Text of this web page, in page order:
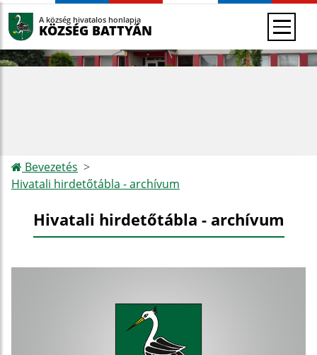
A község hivatalos honlapja
KÖZSÉG BATTYÁN
Bevezetés
Hivatali hirdetőtábla - archívum
Hivatali hirdetőtábla - archívum